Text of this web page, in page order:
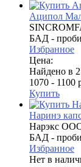
Аципол
БАД -
Избранное
Цена:
Найдено в 2
1070 - 1100
Купить
Наринэ
Нарэкс
БАД -
Избранное
Нет в